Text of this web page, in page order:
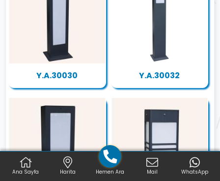
Y.A.30030 Y.A.30032
Ana Sayfa Harita Hemen Ara Mail WhatsApp